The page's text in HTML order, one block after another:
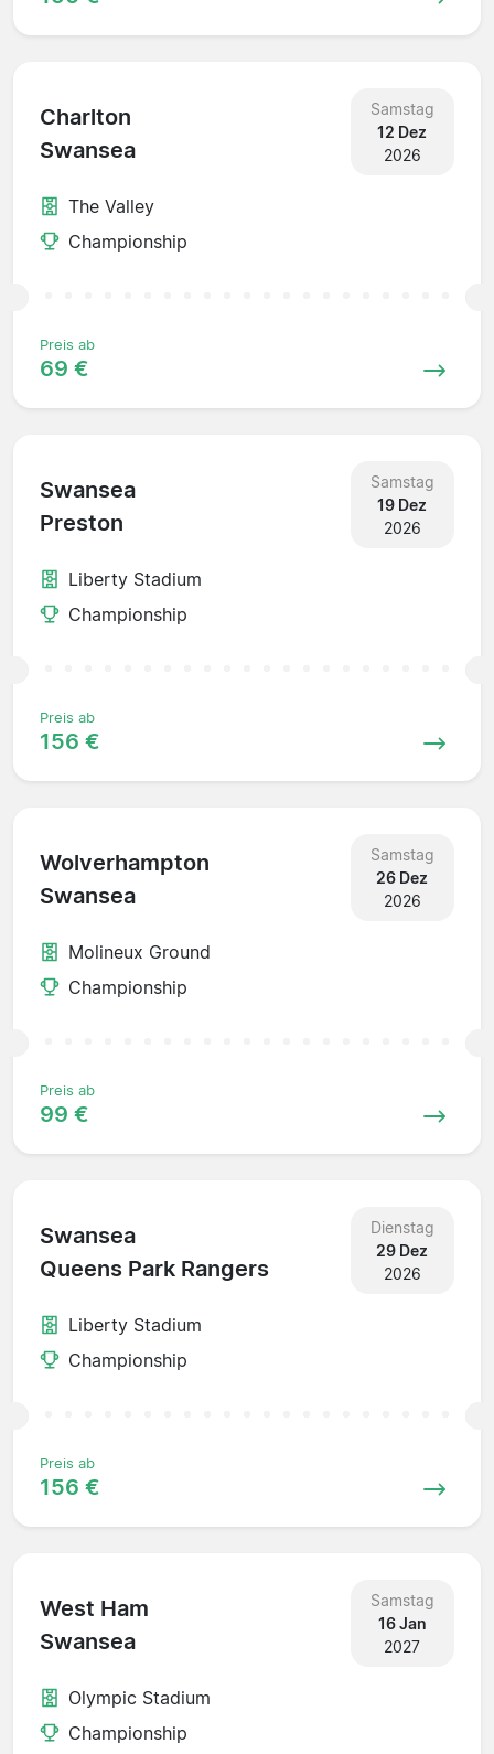
Charlton
Swansea
Samstag
12 Dez
2026
The Valley
Championship
Preis ab
69 €
Swansea
Preston
Samstag
19 Dez
2026
Liberty Stadium
Championship
Preis ab
156 €
Wolverhampton
Swansea
Samstag
26 Dez
2026
Molineux Ground
Championship
Preis ab
99 €
Swansea
Queens Park Rangers
Dienstag
29 Dez
2026
Liberty Stadium
Championship
Preis ab
156 €
West Ham
Swansea
Samstag
16 Jan
2027
Olympic Stadium
Championship